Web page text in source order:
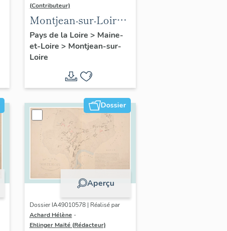
(Contributeur)
Montjean-sur-Loire :
présentation de la
commune
Pays de la Loire > Maine-
et-Loire > Montjean-sur-
Loire
Dossier
Aperçu
Dossier IA49010578 | Réalisé par
Achard Hélène -
Ehlinger Maïté (Rédacteur)